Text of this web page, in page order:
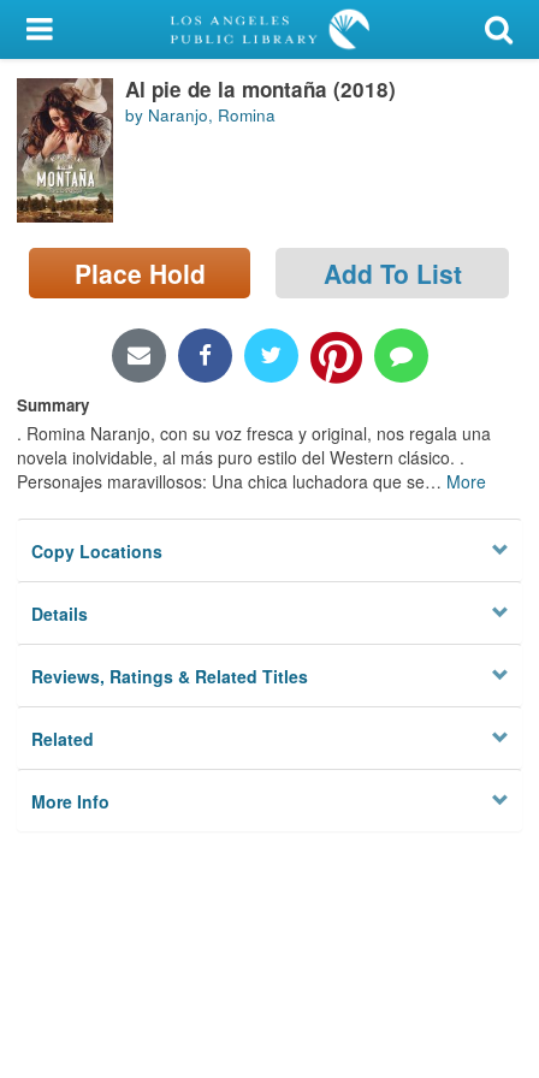
My Account
Library Card
Sign In
Search
Locations/Hours (external
page)
Al pie de la montaña (2018)
by Naranjo, Romina
Place Hold Add To List
Summary
. Romina Naranjo, con su voz fresca y original, nos regala una
novela inolvidable, al más puro estilo del Western clásico. .
Personajes maravillosos: Una chica luchadora que se… More
Copy Locations
Details
Reviews, Ratings & Related Titles
Related
More Info